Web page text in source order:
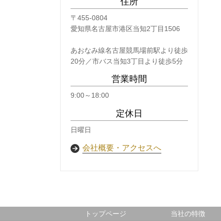
〒455-0804
愛知県名古屋市港区当知2丁目1506
あおなみ線名古屋競馬場前駅より徒歩
20分／市バス当知3丁目より徒歩5分
営業時間
9:00～18:00
定休日
日曜日
会社概要・アクセスへ
トップページ 当社の特徴